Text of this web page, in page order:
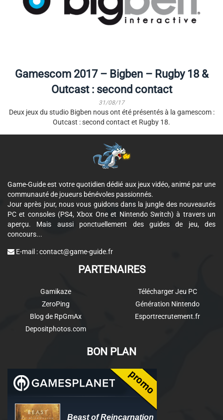
Gamescom 2017 – Bigben – Rugby 18 &
Outcast : second contact
31/08/17
Deux jeux du studio Bigben nous ont été présentés à la gamescom :
Outcast : second contact et Rugby 18.
Game-Guide est votre quotidien dédié aux jeux vidéo, animé par une
communauté de joueurs bénévoles passionnés.
Jour après jour, nous vous guidons dans la jungle des nouveautés
PC et consoles (PS4, Xbox One et Nintendo Switch) à travers un
aperçu. Mais aussi ponctuellement des guides de jeu, des
concours...
E-mail :contact@game-guide.fr
PARTENAIRES
Gamikaze
ZeroPing
Blog de RpGmAx
Depositphotos.com
Télécharger Jeu PC
Génération Nintendo
Esportrecrutement.fr
BON PLAN